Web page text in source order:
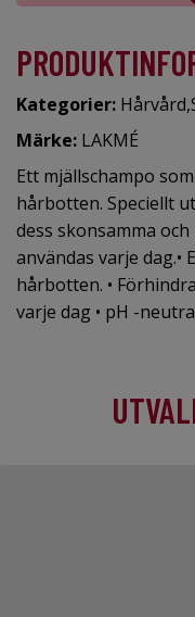
Kategorier: Hårvård,
Märke: LAKMÉ
Ett mjällschampo
hårbotten. Speciellt
dess skonsamma
användas varje
hårbotten. •
varje dag • pH -